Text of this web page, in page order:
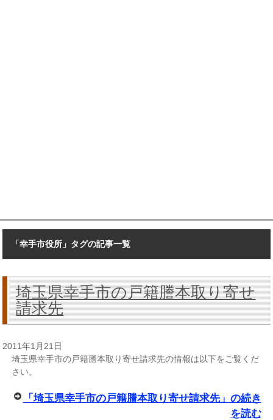
「幸手市役所」タグの記事一覧
埼玉県幸手市の戸籍謄本取り寄せ
請求先
2011年1月21日
埼玉県幸手市の戸籍謄本取り寄せ請求先の情報は以下をご覧くだ
さい。
「埼玉県幸手市の戸籍謄本取り寄せ請求先」の続き
を読む